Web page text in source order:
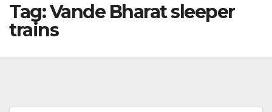
Tag:Vande Bharat sleeper
trains